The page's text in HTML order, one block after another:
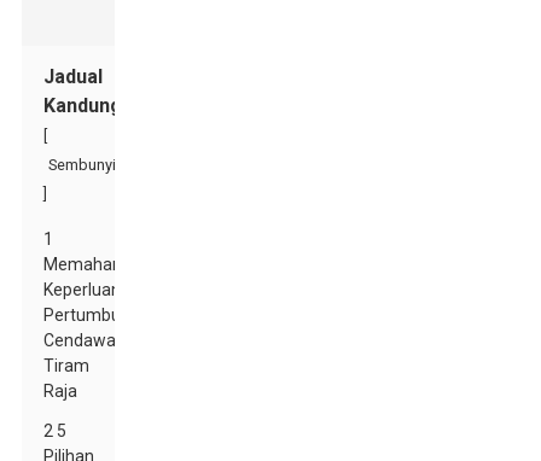
Jadual
Kandungan
Sembunyi
1
Memahami
Keperluan
Pertumbuhan
Cendawan
Tiram
Raja
2 5
Pilihan